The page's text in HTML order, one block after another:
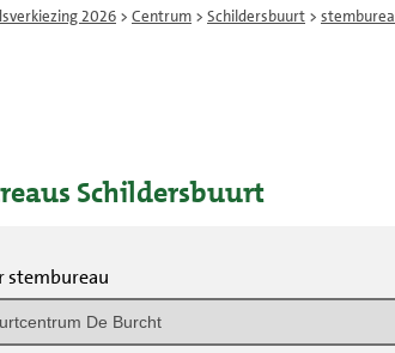
2026 > Centrum > Schildersbuurt >
Schildersbuurt
stembureau